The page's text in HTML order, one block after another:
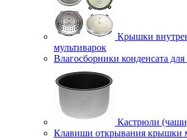
Крышки
мультиварок
Влагосборники конденсата для
Кастрюли
Клавиши открывания крышки